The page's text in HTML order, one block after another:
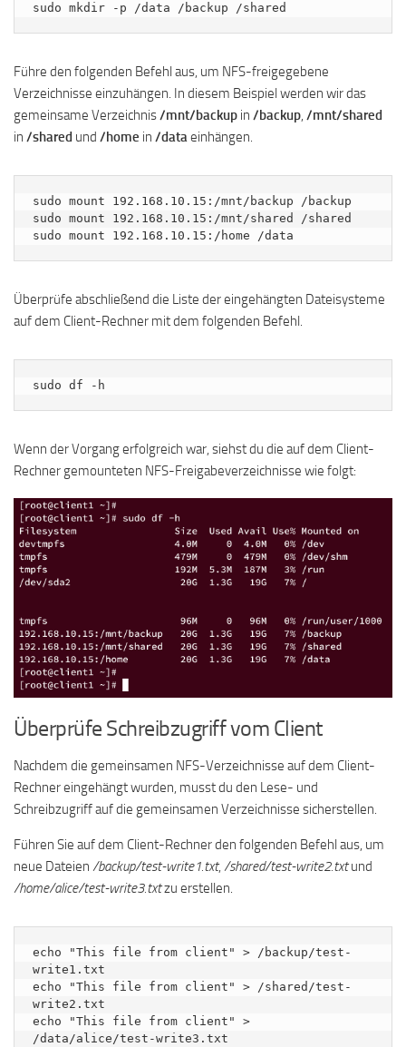
sudo mkdir -p /data /backup /shared
Führe den folgenden Befehl aus, um NFS-freigegebene
Verzeichnisse einzuhängen. In diesem Beispiel werden wir das
gemeinsame Verzeichnis/mnt/backup in /backup, /mnt/shared
in /shared und /home in /dataeinhängen.
sudo mount 192.168.10.15:/mnt/backup /backup
sudo mount 192.168.10.15:/mnt/shared /shared
sudo mount 192.168.10.15:/home /data
Überprüfe abschließend die Liste der eingehängten Dateisysteme
auf dem Client-Rechner mit dem folgenden Befehl.
sudo df -h
Wenn der Vorgang erfolgreich war, siehst du die auf dem Client-
Rechner gemounteten NFS-Freigabeverzeichnisse wie folgt:
Überprüfe Schreibzugriff vom Client
Nachdem die gemeinsamen NFS-Verzeichnisse auf dem Client-
Rechner eingehängt wurden, musst du den Lese- und
Schreibzugriff auf die gemeinsamen Verzeichnisse sicherstellen.
Führen Sie auf dem Client-Rechner den folgenden Befehl aus, um
neue Dateien /backup/test-write1.txt, /shared/test-write2.txtund
/home/alice/test-write3.txtzu erstellen.
echo "This file from client" > /backup/test-
write1.txt
echo "This file from client" > /shared/test-
write2.txt
echo "This file from client" >
/data/alice/test-write3.txt